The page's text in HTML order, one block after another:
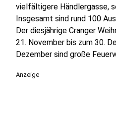
vielfältigere Händlergasse,
Insgesamt sind rund 100
Der diesjährige Cranger
21. November bis zum 30.
Dezember sind große
Anzeige